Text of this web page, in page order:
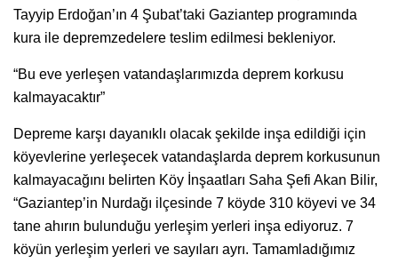
Tayyip Erdoğan’ın 4 Şubat’taki Gaziantep programında
kura ile depremzedelere teslim edilmesi bekleniyor.
“Bu eve yerleşen vatandaşlarımızda deprem korkusu
kalmayacaktır”
Depreme karşı dayanıklı olacak şekilde inşa edildiği için
köyevlerine yerleşecek vatandaşlarda deprem korkusunun
kalmayacağını belirten Köy İnşaatları Saha Şefi Akan Bilir,
“Gaziantep’in Nurdağı ilçesinde 7 köyde 310 köyevi ve 34
tane ahırın bulunduğu yerleşim yerleri inşa ediyoruz. 7
köyün yerleşim yerleri ve sayıları ayrı. Tamamladığımız